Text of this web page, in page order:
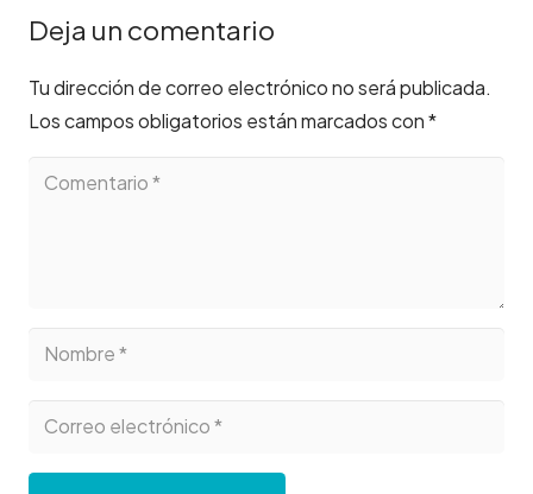
Deja un comentario
Tu dirección de correo electrónico no será publicada.
Los campos obligatorios están marcados con*